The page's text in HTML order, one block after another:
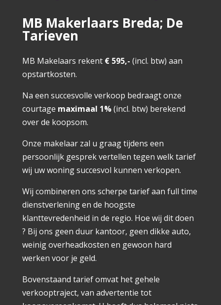
MB Makerlaars Breda; De
Tarieven
MB Makelaars rekent € 595,- (incl. btw) aan
opstartkosten.
Na een succesvolle verkoop bedraagt onze
courtage maximaal 1%(incl. btw) berekend
over de koopsom.
Onze makelaar zal u graag tijdens een
persoonlijk gesprek vertellen tegen welk tarief
wij uw woning succesvol kunnen verkopen.
Wij combineren ons scherpe tarief aan full time
dienstverlening en de hoogste
klanttevredenheid in de regio. Hoe wij dit doen
? Bij ons geen duur kantoor, geen dikke auto,
weinig overheadkosten en gewoon hard
werken voor je geld.
Bovenstaand tarief omvat het gehele
verkooptraject, van advertentie tot